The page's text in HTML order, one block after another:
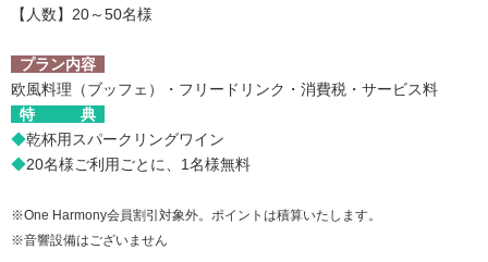
【人数】 20～50名様
プラン内容
欧風料理 （ブッフェ）
・フリードリンク・消費税・サービス料
特 典
◆乾杯用スパークリングワイン
◆20名様ご利用ごとに、1名様無料
※One Harmony会員割引対象外。ポイントは積算いたします。
※音響設備はございません